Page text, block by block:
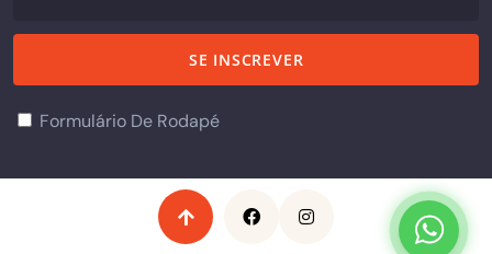
Formulário De Rodapé